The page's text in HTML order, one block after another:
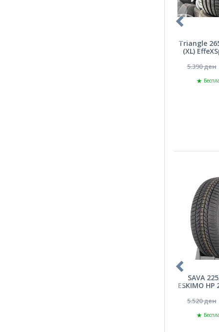
Triangle
(XL)
5.390 ден
SAVA
ESKIMO
5.520 ден